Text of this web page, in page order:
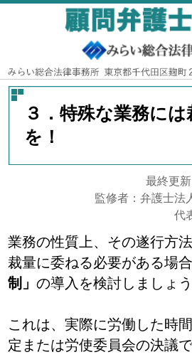
３．特殊な業務には
を！
最終更
監修者：弁護士法
代
業務の性質上、その遂行方
裁量に委ねる必要がある場合
制」の導入を検討しましょう
これは、実際に労働した時
定または労使委員会の決議